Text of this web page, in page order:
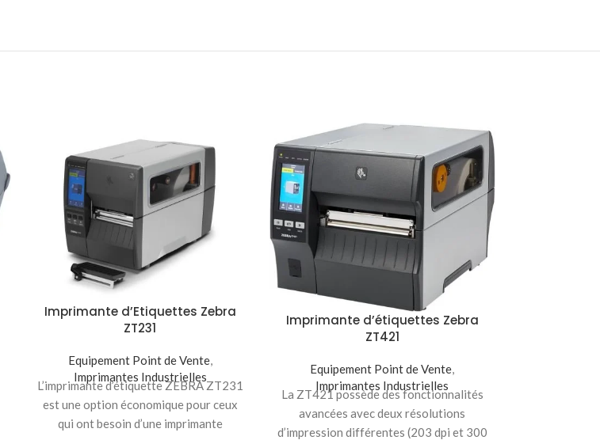
Imprimante d’Etiquettes Zebra
ZT231
Equipement Point de Vente,
Imprimantes Industrielles
L’imprimante d’étiquette ZEBRA ZT231
est une option économique pour ceux
qui ont besoin d’une imprimante
Imprimante d’étiquettes Zebra
ZT421
Equipement Point de Vente,
Imprimantes Industrielles
La ZT421 possède des fonctionnalités
avancées avec deux résolutions
d’impression différentes (203 dpi et 300